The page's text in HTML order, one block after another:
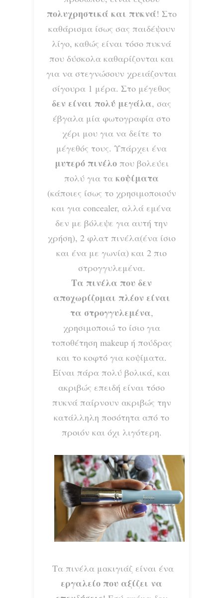
πολυχρηστικά και πυκνά! Στο
καθάρισμα ίσως σας παιδέψουν
λίγο, καθώς είναι τόσο πυκνά
που δύσκολα καθαρίζονται και
για να στεγνώσουν χρειάζονται
σίγουρα 1 μέρα. Στο μέγεθος
δεν είναι πολύ μεγάλα, σας
έβγαλα μία φωτογραφία στο
χέρι μου για να δείτε το
μέγεθός τους. Υπάρχει ένα
μυτερό πινέλοπου βολεύει
πολύ για τα κοψίματα
(κάποιες ίσως το χρησιμοποιούν
και για concealer, αλλά εμένα
δεν με βόλεψε για αυτή την
χρήση), 2 φλατ πινέλα(ένα ίσιο
και ένα με γωνία) και 2 πιο
στρογγυλεμένα.
Τα πινέλα που δεν
αποχωρίζομαι πλέον είναι
τα στρογγυλεμένα,
χρησιμοποιώ το ίσιο για
τοποθέτηση makeup ή πούδρας
και το κοφτό για κοψίματα.
Είναι πάρα πολύ βολικά, και
ακριβώς επειδή είναι τόσο
πυκνά παίρνουν ακριβώς την
κατάλληλη ποσότητα από το
προιόν και όχι λιγότερη.
Τα πινέλα μακιγιάζ είναι ένα
εργαλείο που αξίζει να